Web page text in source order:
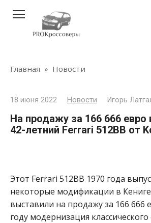
контенту
Главная » Новости
18 июня 2022 Новости Игорь
На продажу за 166 666 евро
42-летний Ferrari 512BB от
Этот Ferrari 512BB 1970 года
некоторые модификации в
выставили на продажу за 166 666
году модернизация